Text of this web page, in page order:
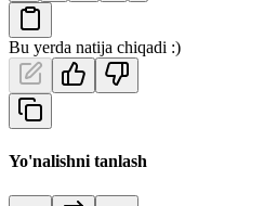
Bu yerda natija chiqadi :)
Yo'nalishni tanlash